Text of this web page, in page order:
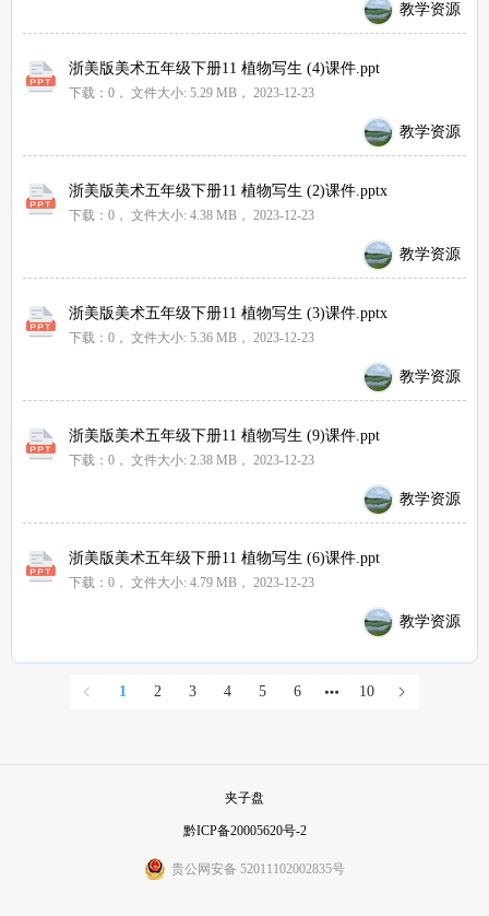
教学资源
浙美版美术五年级下册11 植物写生 (4)课件.ppt
下载：0， 文件大小: 5.29 MB ， 2023-12-23
教学资源
浙美版美术五年级下册11 植物写生 (2)课件.pptx
下载：0， 文件大小: 4.38 MB ， 2023-12-23
教学资源
浙美版美术五年级下册11 植物写生 (3)课件.pptx
下载：0， 文件大小: 5.36 MB ， 2023-12-23
教学资源
浙美版美术五年级下册11 植物写生 (9)课件.ppt
下载：0， 文件大小: 2.38 MB ， 2023-12-23
教学资源
浙美版美术五年级下册11 植物写生 (6)课件.ppt
下载：0， 文件大小: 4.79 MB ， 2023-12-23
教学资源
1 2 3 4 5 6 10
夹子盘
黔ICP备20005620号-2
贵公网安备 52011102002835号